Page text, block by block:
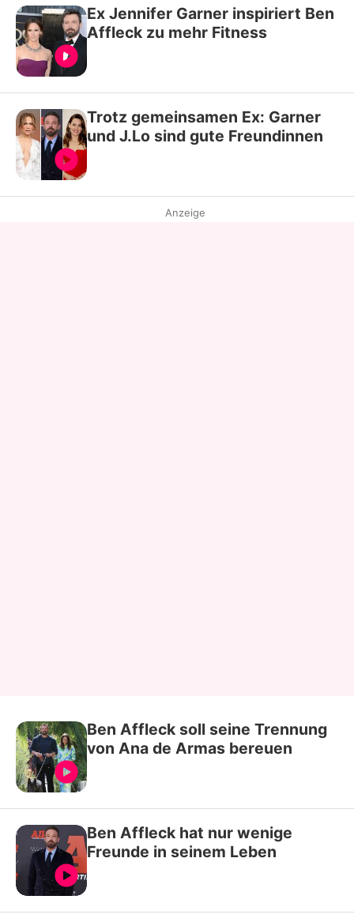
Ex Jennifer Garner inspiriert Ben
Affleck zu mehr Fitness
Trotz gemeinsamen Ex: Garner
und J.Lo sind gute Freundinnen
Anzeige
Ben Affleck soll seine Trennung
von Ana de Armas bereuen
Ben Affleck hat nur wenige
Freunde in seinem Leben